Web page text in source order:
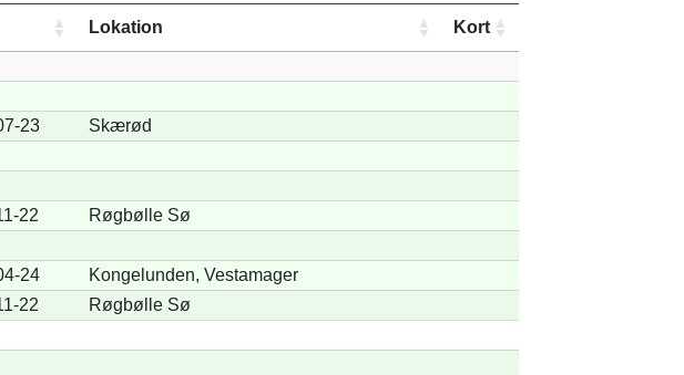
Lokation Kort
23
Skærød
22
Røgbølle Sø
24
Kongelunden, Vestamager
22
Røgbølle Sø